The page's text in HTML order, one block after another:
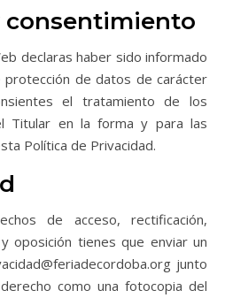
consentimiento
declaras haber sido informado
protección de datos de carácter
el tratamiento de los
Titular en la forma y para las
Política de Privacidad.
de acceso, rectificación,
oposición tienes que enviar un
junto
como una fotocopia del